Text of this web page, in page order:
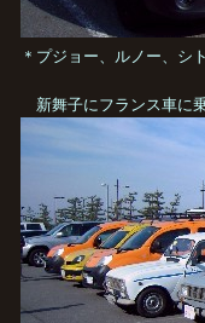
＊プジョー、ルノー、シ
新舞子にフランス車に